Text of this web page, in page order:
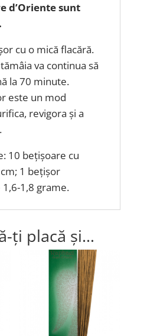
d’Oriente sunt
cu o mică flacără.
va continua să
la 70 minute.
este un mod
revigora și a
10 bețișoare cu
1 bețișor
1,8 grame.
ți placă și…